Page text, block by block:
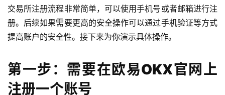
交易所注册流程非常简单，可以使用手机号或者邮箱进行注
册。后续如果需要更高的安全操作可以通过手机验证等方式
提高账户的安全性。接下来为你演示具体操作。
第一步：需要在欧易OKX官网上
注册一个账号